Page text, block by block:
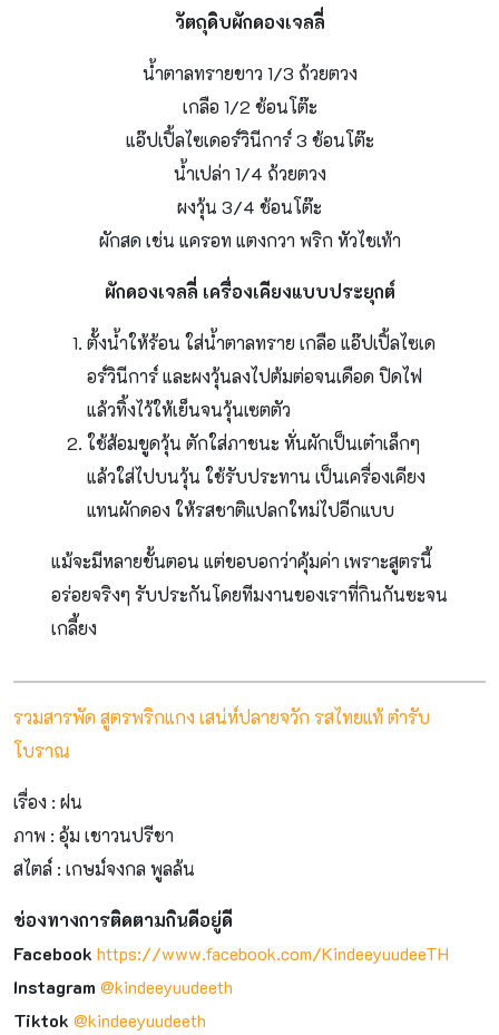
วัตถุดิบผักดองเจลลี่
น้ําตาลทรายขาว 1/3 ถ้วยตวง
เกลือ 1/2 ช้อนโต๊ะ
แอ๊ปเปิ้ลไซเดอร์วินีการ์ 3 ช้อนโต๊ะ
น้ำเปล่า 1/4 ถ้วยตวง
ผงวุ้น 3/4 ช้อนโต๊ะ
ผักสด เช่น แครอท แตงกวา พริก หัวไชเท้า
ผักดองเจลลี่ เครื่องเคียงแบบประยุกต์
ตั้งน้ำให้ร้อน ใส่น้ำตาลทราย เกลือ แอ๊ปเปิ้ลไซเด
อร์วินีการ์ และผงวุ้นลงไปต้มต่อจนเดือด ปิดไฟ
แล้วทิ้งไว้ให้เย็นจนวุ้นเซตตัว
ใช้ส้อมขูดวุ้น ตักใส่ภาชนะ หั่นผักเป็นเต๋าเล็กๆ
แล้วใส่ไปบนวุ้น ใช้รับประทาน เป็นเครื่องเคียง
แทนผักดอง ให้รสชาติแปลกใหม่ไปอีกแบบ
แม้จะมีหลายขั้นตอน แต่ขอบอกว่าคุ้มค่า เพราะสูตรนี้
อร่อยจริงๆ รับประกันโดยทีมงานของเราที่กินกันซะจน
เกลี้ยง
รวมสารพัด สูตรพริกแกง เสน่ห์ปลายจวัก รสไทยแท้ ตำรับ
โบราณ
เรื่อง : ฝน
ภาพ : อุ้ม เชาวนปรีชา
สไตล์ : เกษม์จงกล พูลล้น
ช่องทางการติดตามกินดีอยู่ดี
Facebook https://www.facebook.com/KindeeyuudeeTH
Instagram @kindeeyuudeeth
Tiktok @kindeeyuudeeth